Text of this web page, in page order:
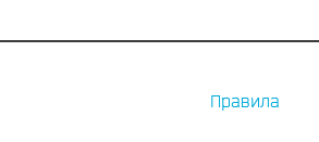
Правила